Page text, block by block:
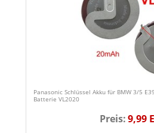
Panasonic Schlüssel Akku für BMW 3/5
Batterie VL2020
Preis:9,99